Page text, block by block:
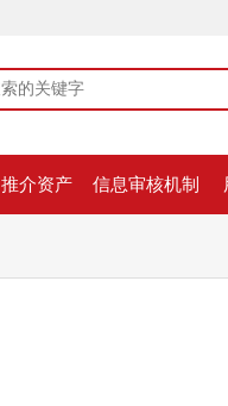
推介资产 信息审核机制